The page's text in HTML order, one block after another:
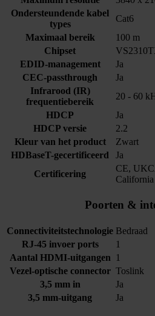
Ondersteundende kabel
types
Cat6
Maximaal bereik
100 m
Chipset
EDID-management
Ja
CEC-passthrough
Ja
Infrarood (IR)
frequentiebereik
20 - 60
HDCP
Ja
HDCP versie
2.2
Kleur van het product
Zwart
HDBaseT-gecertificeerd
Ja
Certificering
CE,
Poorten &
Connectiviteitstechnologie Bedraad
RJ-45 invoer ports
1
Aantal HDMI-uitgangen
1
Vezel-optische connector Toslink
3,5 mm in
Ja
3,5 mm-uitgang
Ja